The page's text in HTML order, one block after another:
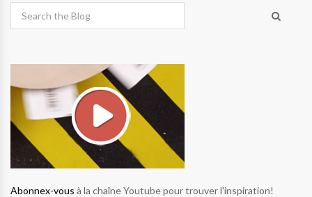
Abonnex-vous à la chaîne Youtube pour trouver l'inspiration!